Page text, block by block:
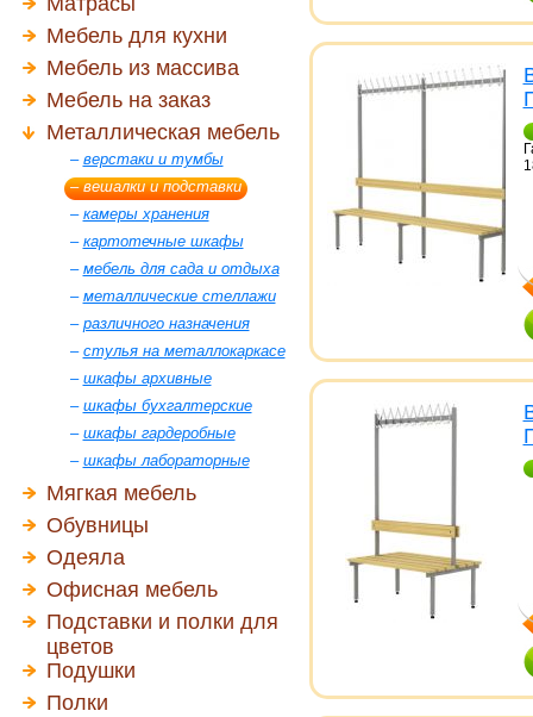
Мебель для кухни
Мебель из массива
Мебель на заказ
Металлическая мебель
– верстаки и тумбы
–вешалки и подставки
– камеры хранения
– картотечные шкафы
– мебель для сада и отдыха
– металлические стеллажи
– различного назначения
– стулья на металлокаркасе
– шкафы архивные
– шкафы бухгалтерские
– шкафы гардеробные
– шкафы лабораторные
Мягкая мебель
Обувницы
Одеяла
Офисная мебель
Подставки и полки для
цветов
Подушки
Полки